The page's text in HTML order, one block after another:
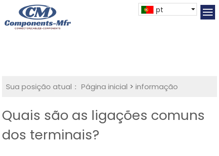
pt
Sua posição atual： Página inicial >informação
Quais são as ligações comuns
dos terminais?